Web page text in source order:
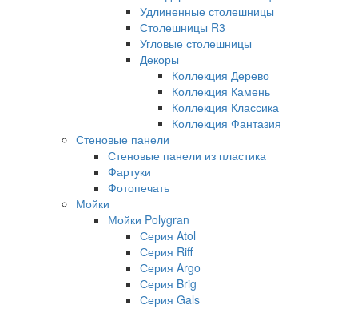
Удлиненные столешницы
Столешницы R3
Угловые столешницы
Декоры
Коллекция Дерево
Коллекция Камень
Коллекция Классика
Коллекция Фантазия
Стеновые панели
Стеновые панели из пластика
Фартуки
Фотопечать
Мойки
Мойки Polygran
Серия Atol
Серия Riff
Серия Argo
Серия Brig
Серия Gals